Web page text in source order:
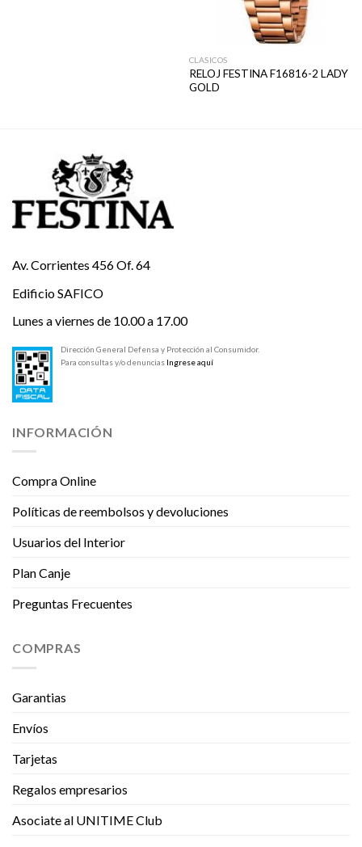
CLASICOS
RELOJ FESTINA F16816-2 LADY
GOLD
Av. Corrientes 456 Of. 64
Edificio SAFICO
Lunes a viernes de 10.00 a 17.00
Dirección General Defensa y Protección al Consumidor.
Para consultas y/o denuncias Ingrese aquí
INFORMACIÓN
Compra Online
Políticas de reembolsos y devoluciones
Usuarios del Interior
Plan Canje
Preguntas Frecuentes
COMPRAS
Garantias
Envíos
Tarjetas
Regalos empresarios
Asociate al UNITIME Club